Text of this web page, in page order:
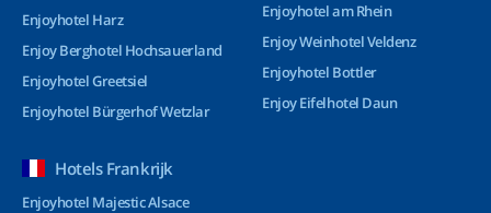
Enjoyhotel Harz
Enjoy Berghotel Hochsauerland
Enjoyhotel Greetsiel
Enjoyhotel Bürgerhof Wetzlar
Enjoyhotel am Rhein
Enjoy Weinhotel Veldenz
Enjoyhotel Bottler
Enjoy Eifelhotel Daun
Hotels Frankrijk
Enjoyhotel Majestic Alsace